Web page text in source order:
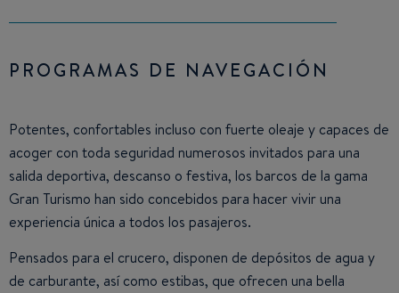
PROGRAMAS DE NAVEGACIÓN
Potentes, confortables incluso con fuerte oleaje y capaces de
acoger con toda seguridad numerosos invitados para una
salida deportiva, descanso o festiva, los barcos de la gama
Gran Turismo han sido concebidos para hacer vivir una
experiencia única a todos los pasajeros.
Pensados para el crucero, disponen de depósitos de agua y
de carburante, así como estibas, que ofrecen una bella